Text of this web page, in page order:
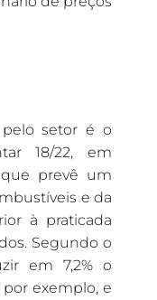
setor é o
18/22, em
prevê um
e da
à praticada
Segundo o
em 7,2% o
exemplo, e